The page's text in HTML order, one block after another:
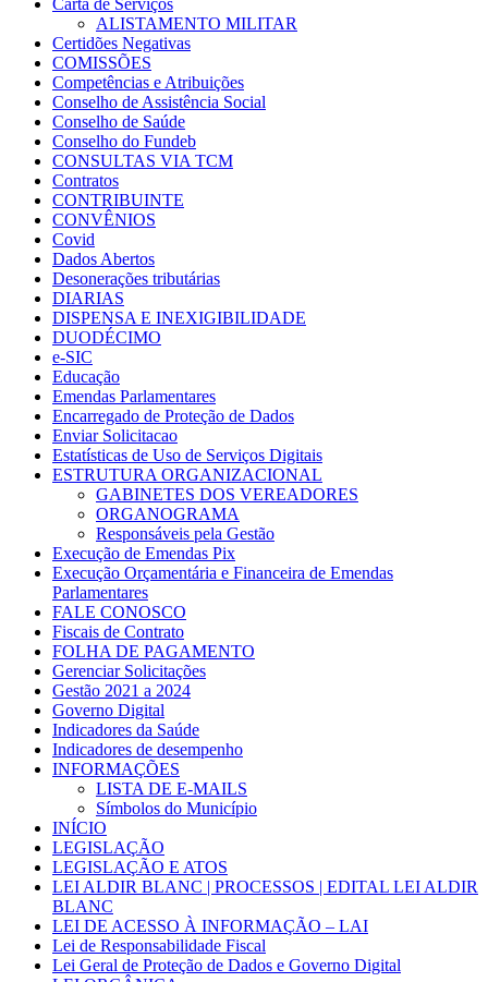
ALISTAMENTO MILITAR
Certidões Negativas
COMISSÕES
Competências e Atribuições
Conselho de Assistência Social
Conselho de Saúde
Conselho do Fundeb
CONSULTAS VIA TCM
Contratos
CONTRIBUINTE
CONVÊNIOS
Covid
Dados Abertos
Desonerações tributárias
DIARIAS
DISPENSA E INEXIGIBILIDADE
DUODÉCIMO
e-SIC
Educação
Emendas Parlamentares
Encarregado de Proteção de Dados
Enviar Solicitacao
Estatísticas de Uso de Serviços Digitais
ESTRUTURA ORGANIZACIONAL
GABINETES DOS VEREADORES
ORGANOGRAMA
Responsáveis pela Gestão
Execução de Emendas Pix
Execução Orçamentária e Financeira de Emendas
Parlamentares
FALE CONOSCO
Fiscais de Contrato
FOLHA DE PAGAMENTO
Gerenciar Solicitações
Gestão 2021 a 2024
Governo Digital
Indicadores da Saúde
Indicadores de desempenho
INFORMAÇÕES
LISTA DE E-MAILS
Símbolos do Município
INÍCIO
LEGISLAÇÃO
LEGISLAÇÃO E ATOS
LEI ALDIR BLANC | PROCESSOS | EDITAL LEI ALDIR
BLANC
LEI DE ACESSO À INFORMAÇÃO – LAI
Lei de Responsabilidade Fiscal
Lei Geral de Proteção de Dados e Governo Digital